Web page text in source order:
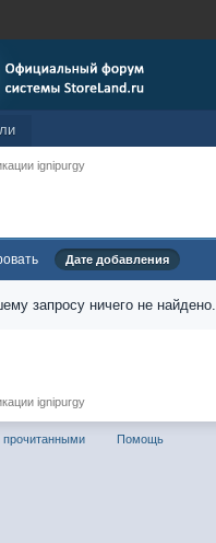
ignipurgy
Дате добавления
запросу ничего не найдено.
ignipurgy
Помощь